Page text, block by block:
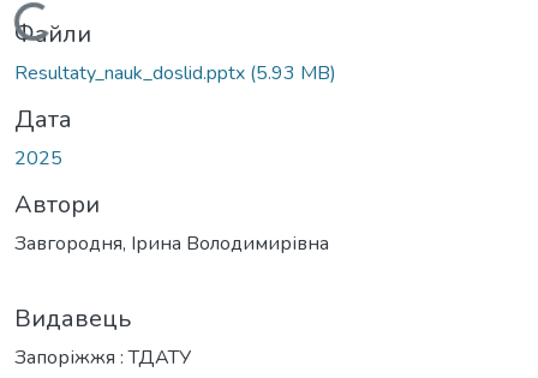
Вантажиться...
Файли
Resultaty_nauk_doslid.pptx (5.93 MB)
Дата
2025
Автори
Завгородня, Ірина Володимирівна
Видавець
Запоріжжя : ТДАТУ